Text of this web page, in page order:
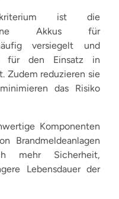
ist die
Akkus für
versiegelt und
für den Einsatz in
Zudem reduzieren sie
das Risiko
Komponenten
Brandmeldeanlagen
Sicherheit,
Lebensdauer der